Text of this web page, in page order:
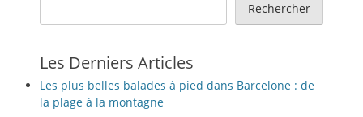
Rechercher
Les Derniers Articles
Les plus belles balades à pied dans Barcelone : de
la plage à la montagne